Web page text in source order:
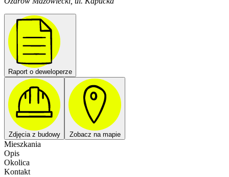
Raport o deweloperze
Zdjęcia z budowy Zobacz na mapie
Mieszkania
Opis
Okolica
Kontakt